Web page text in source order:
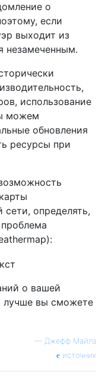
о
если
выходит из
незамеченным.
использование
можем
обновления
ресурсы при
сети, определять,
о вашей
лучше вы сможете
— Джефф Майлз
источник